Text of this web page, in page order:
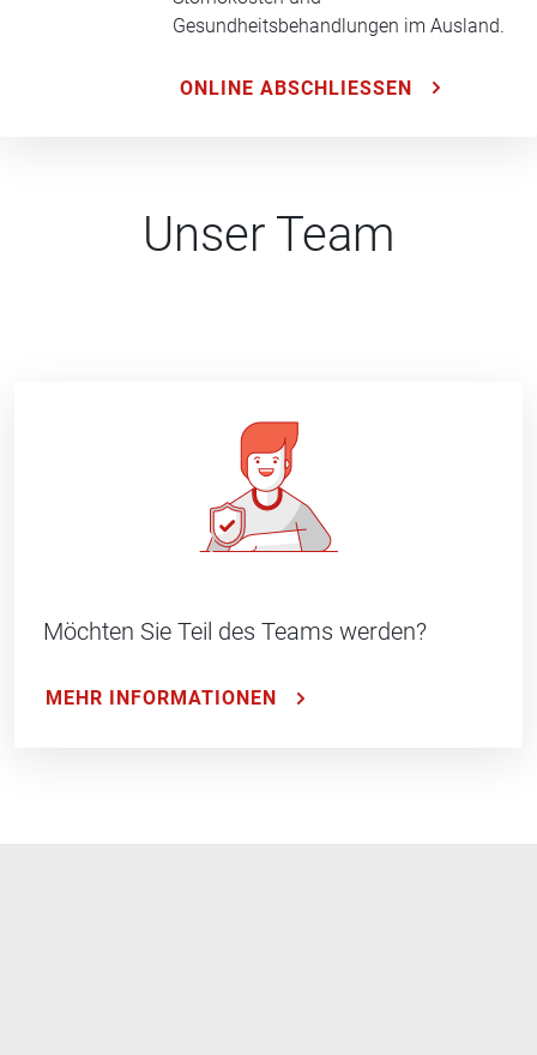
Gesundheitsbehandlungen im Ausland.
ONLINE ABSCHLIESSEN
Unser Team
Möchten Sie Teil des Teams werden?
MEHR INFORMATIONEN